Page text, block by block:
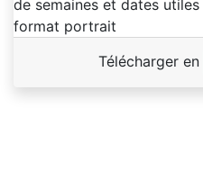
Télécharger en